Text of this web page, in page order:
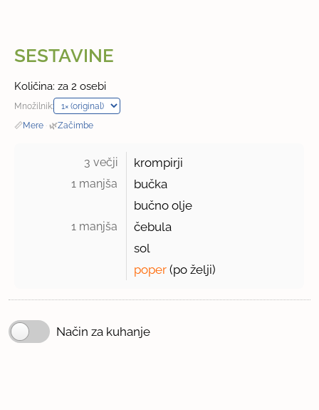
SESTAVINE
Količina: za 2 osebi
Množilnik:
📏Mere · 🌿Začimbe
3 večji krompirji
1 manjša
bučka
bučno olje
1 manjša
čebula
sol
poper (po želji)
Način za kuhanje